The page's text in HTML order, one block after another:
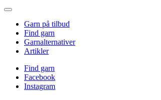
Garn på tilbud
Find garn
Garnalternativer
Artikler
Find garn
Facebook
Instagram